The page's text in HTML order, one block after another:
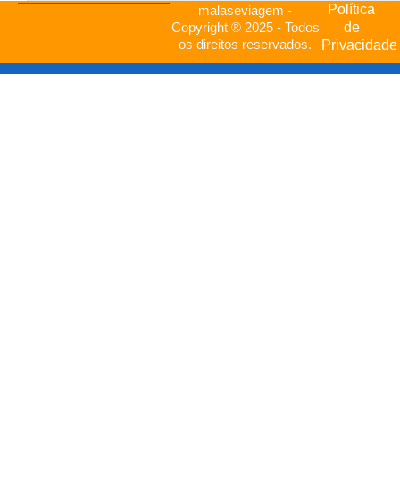
malaseviagem -
Copyright ® 2025 - Todos
os direitos reservados.
Política
de
Privacidade